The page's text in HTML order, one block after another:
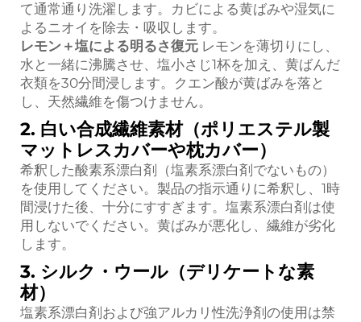
て通常通り洗濯します。カビによる黄ばみや湿気に
よるニオイを除去・吸収します。
レモン＋塩による明るさ復元 レモンを薄切りにし、
水と一緒に沸騰させ、塩小さじ1杯を加え、黄ばんだ
衣類を30分間浸します。クエン酸が黄ばみを落と
し、天然繊維を傷つけません。
2. 白い合成繊維素材（ポリエステル製
マットレスカバーや枕カバー）
希釈した酸素系漂白剤（塩素系漂白剤でないもの）
を使用してください。製品の指示通りに希釈し、1時
間浸けた後、十分にすすぎます。塩素系漂白剤は使
用しないでください。黄ばみが悪化し、繊維が劣化
します。
3. シルク・ウール（デリケートな素
材）
塩素系漂白剤および強アルカリ性洗浄剤の使用は禁